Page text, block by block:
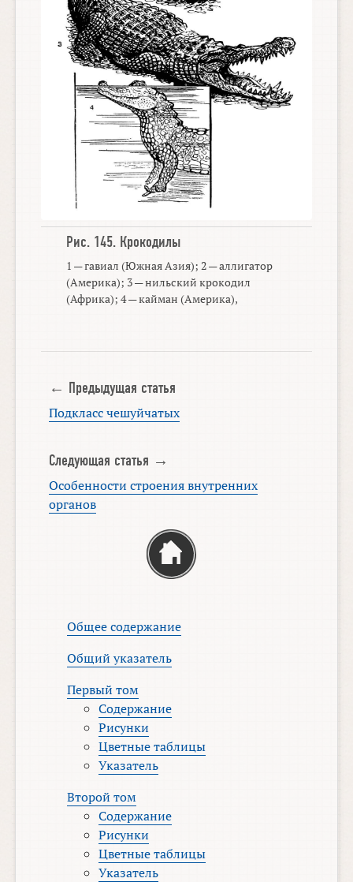
Рис. 145. Крокодилы
1 — гавиал (Южная Азия); 2 — аллигатор
(Америка); 3 — нильский крокодил
(Африка); 4 — кайман (Америка),
← Предыдущая статья
Подкласс чешуйчатых
Следующая статья →
Особенности строения внутренних
органов
Общее содержание
Общий указатель
Первый том
Содержание
Рисунки
Цветные таблицы
Указатель
Второй том
Содержание
Рисунки
Цветные таблицы
Указатель